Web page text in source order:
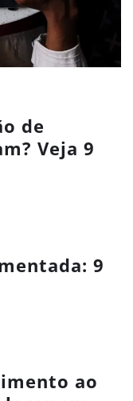
de
Veja 9
9
ao